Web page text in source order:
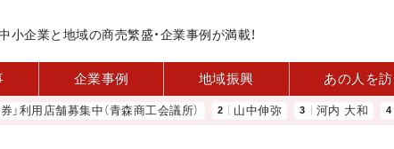
小企業と地域の商売繁盛・企業事例が満載！
企業事例 地域振興 あの人を
店舗募集中（青森商工会議所） 山中伸弥 河内 大和 「